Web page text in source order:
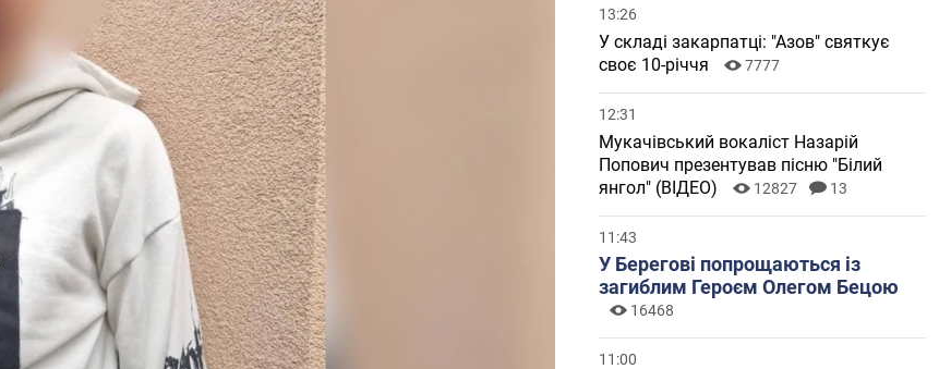
13:26
У складі закарпатці: "Азов" святкує
своє 10-річчя
7777
12:31
Мукачівський вокаліст Назарій
Попович презентував пісню "Білий
янгол" (ВІДЕО)
12827 13
11:43
У Берегові попрощаються із
загиблим Героєм Олегом Бецою
16468
11:00